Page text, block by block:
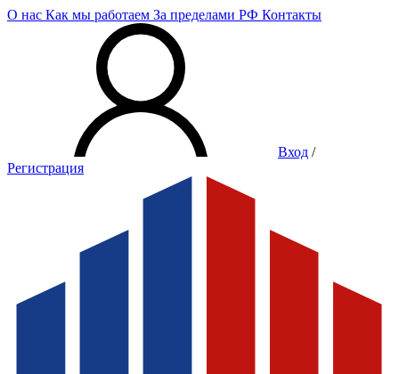
О нас Как мы работаем За пределами РФ Контакты
Вход /
Регистрация